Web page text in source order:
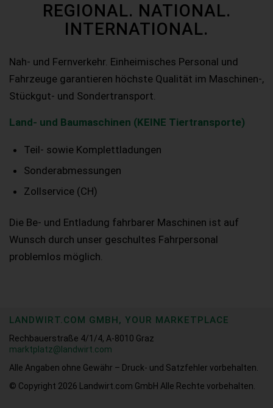
REGIONAL. NATIONAL.
INTERNATIONAL.
Nah- und Fernverkehr. Einheimisches Personal und
Fahrzeuge garantieren höchste Qualität im Maschinen-,
Stückgut- und Sondertransport.
Land- und Baumaschinen (KEINE Tiertransporte)
Teil- sowie Komplettladungen
Sonderabmessungen
Zollservice (CH)
Die Be- und Entladung fahrbarer Maschinen ist auf
Wunsch durch unser geschultes Fahrpersonal
problemlos möglich.
LANDWIRT.COM GMBH, YOUR MARKETPLACE
Rechbauerstraße 4/1/4, A-8010 Graz
marktplatz@landwirt.com
Alle Angaben ohne Gewähr – Druck- und Satzfehler vorbehalten.
© Copyright 2026
Landwirt.com GmbH Alle Rechte vorbehalten.